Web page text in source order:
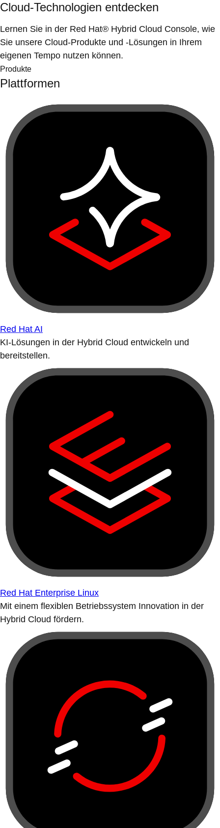
Cloud-Technologien entdecken
Lernen Sie in der Red Hat® Hybrid Cloud Console, wie
Sie unsere Cloud-Produkte und -Lösungen in Ihrem
eigenen Tempo nutzen können.
Produkte
Plattformen
Red Hat AI
KI-Lösungen in der Hybrid Cloud entwickeln und
bereitstellen.
Red Hat Enterprise Linux
Mit einem flexiblen Betriebssystem Innovation in der
Hybrid Cloud fördern.